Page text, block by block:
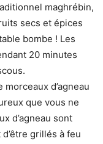
maghrébin,
secs et épices
bombe ! Les
20 minutes
morceaux d’agneau
que vous ne
d’agneau sont
grillés à feu